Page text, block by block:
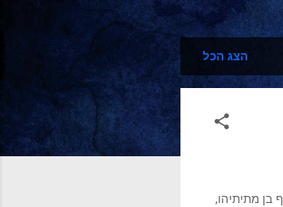
הצג הכל
בן מתיתיהו,